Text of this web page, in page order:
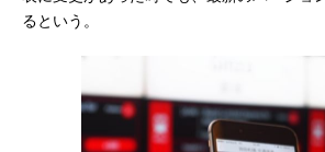
るという。